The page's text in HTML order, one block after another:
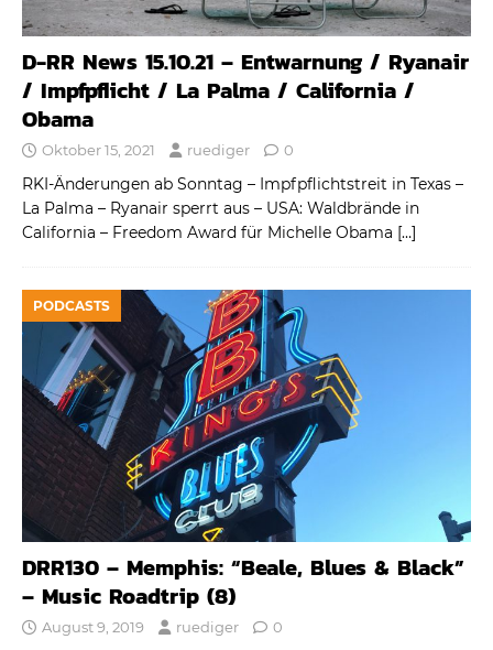
D-RR News 15.10.21 – Entwarnung / Ryanair
/ Impfpflicht / La Palma / California /
Obama
Oktober 15, 2021 ruediger 0
RKI-Änderungen ab Sonntag – Impfpflichtstreit in Texas –
La Palma – Ryanair sperrt aus – USA: Waldbrände in
California – Freedom Award für Michelle Obama […]
PODCASTS
DRR130 – Memphis: “Beale, Blues & Black”
– Music Roadtrip (8)
August 9, 2019 ruediger 0